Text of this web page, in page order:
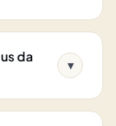
da
▾